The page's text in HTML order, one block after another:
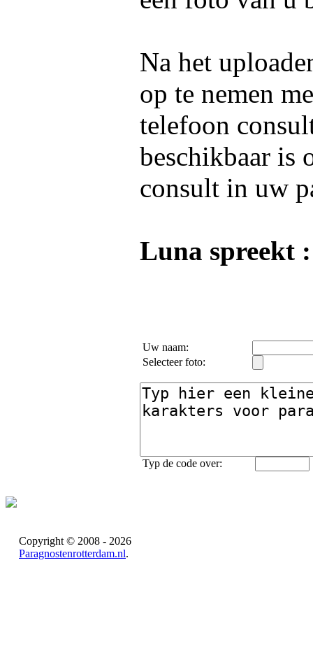
Na het
op te nemen
telefoon
beschikbaar is
consult in uw
Luna spreekt :
Uw naam:
Selecteer foto:
Typ de code over:
Copyright © 2008 - 2026
Paragnostenrotterdam.nl.